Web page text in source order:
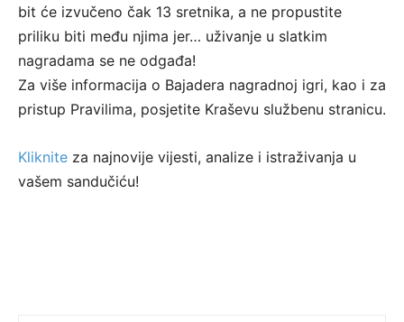
bit će izvučeno čak 13 sretnika, a ne propustite
priliku biti među njima jer… uživanje u slatkim
nagradama se ne odgađa!
Za više informacija o Bajadera nagradnoj igri, kao i za
pristup Pravilima, posjetite Kraševu službenu stranicu.
Kliknite za najnovije vijesti, analize i istraživanja u
vašem sandučiću!